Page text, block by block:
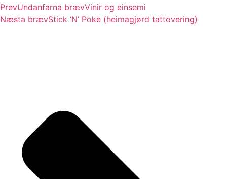
PrevUndanfarna brævVinir og einsemi
Næsta brævStick ‘N’ Poke (heimagjørd tattovering)